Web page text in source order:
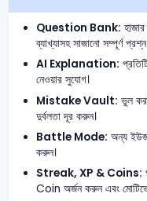
Question Bank:
ব্যাখ্যাসহ সাজানো সম্পূর্ণ
AI Explanation:
নেওয়ার সুযোগ।
Mistake Vault: ভুল
দুর্বলতা দূর করুন।
Battle Mode: অন্য
করুন।
Streak, XP & Coins:
Coin অর্জন করুন এবং